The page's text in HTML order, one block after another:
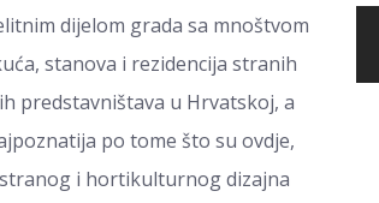
dijelom grada sa mnoštvom
stanova i rezidencija stranih
predstavništava u Hrvatskoj, a
po tome što su ovdje,
i hortikulturnog dizajna